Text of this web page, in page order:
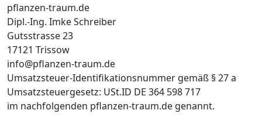
pflanzen-traum.de
Dipl.-Ing. Imke Schreiber
Gutsstrasse 23
17121 Trissow
info@pflanzen-traum.de
Umsatzsteuer-Identifikationsnummer gemäß § 27 a
Umsatzsteuergesetz: USt.ID DE 364 598 717
im nachfolgenden pflanzen-traum.de genannt.